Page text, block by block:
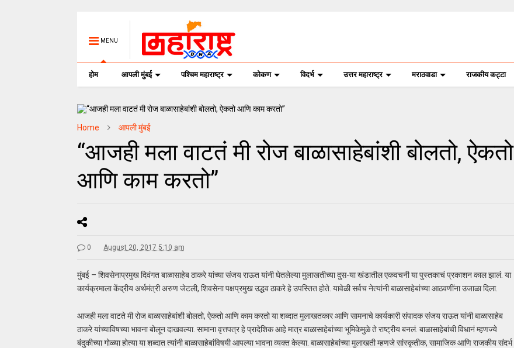
MENU
होम आपली मुंबई पश्चिम महाराष्ट्र कोकण विदर्भ उत्तर महाराष्ट्र मराठवाडा राजकीय कट्टा
Home आपली मुंबई
“आजही मला वाटतं मी रोज बाळासाहेबांशी बोलतो, ऐकतो
आणि काम करतो”
0 August 20, 2017 5:10 am
मुंबई – शिवसेनाप्रमुख दिवंगत बाळासाहेब ठाकरे यांच्या संजय राऊत यांनी घेतलेल्या मुलाखतीच्या दुस-या खंडातील एकवचनी या पुस्तकाचं प्रकाशन काल झालं. या
कार्यक्रमाला केंद्रीय अर्थमंत्री अरुण जेटली, शिवसेना पक्षप्रमुख उद्धव ठाकरे हे उपस्तित होते. यावेळी सर्वच नेत्यांनी बाळासाहेबांच्या आठवणींना उजाळा दिला.
आजही मला वाटते मी रोज बाळासाहेबांशी बोलतो, ऐकतो आणि काम करतो या शब्दात मुलाखतकार आणि सामनाचे कार्यकारी संपादक संजय राऊत यांनी बाळासाहेब
ठाकरे यांच्याविषच्या भावना बोलून दाखवल्या. सामाना वृत्तपत्र हे प्रादेशिक आहे मात्र बाळासाहेबांच्या भूमिकेमुळे ते राष्ट्रीय बनलं. बाळासाहेबांची विधानं म्हणज्ये
बंदुकीच्या गोळ्या होत्या या शब्दात त्यांनी बाळासाहेबांविषयी आपल्या भावना व्यक्त केल्या. बाळासाहेबांच्या मुलाखती म्हणजे सांस्कृतीक, सामाजिक आणि राजकीय संदर्भ